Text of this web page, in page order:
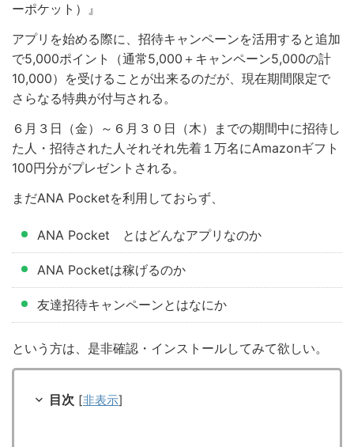
ーポケット）』
アプリを始める際に、招待キャンペーンを活用すると追加
で5,000ポイント（通常5,000＋キャンペーン5,000の計
10,000）を受けることが出来るのだが、現在期間限定で
さらなる特典が付与される。
６月３日（金）～６月３０日（木）までの期間中に招待し
た人・招待された人それそれ先着１万名にAmazonギフト
100円分がプレゼントされる。
まだANA Pocketを利用しておらず、
ANA Pocket とはどんなアプリなのか
ANA Pocketは稼げるのか
友達招待キャンペーンとはなにか
という方は、是非確認・インストールしてみて欲しい。
目次 [非表示]